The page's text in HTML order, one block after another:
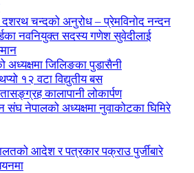
दशरथ चन्दको अनुरोध – प्रेमविनोद नन्दन
नवनियुक्त सदस्य गणेश सुवेदीलाई
जिलिङका पुडासैनी
१२ वटा विद्युतीय बस
कालापानी लोकार्पण
संघ नेपालको अध्यक्षमा नुवाकोटका घिमिरे
आदेश र पत्रकार पक्राउ पुर्जीबारे